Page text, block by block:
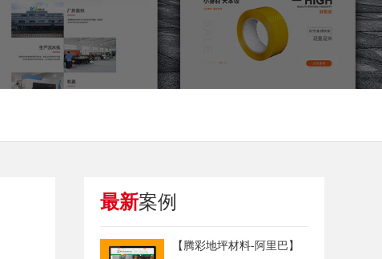
最新案例
【腾彩地坪材料-阿里巴】